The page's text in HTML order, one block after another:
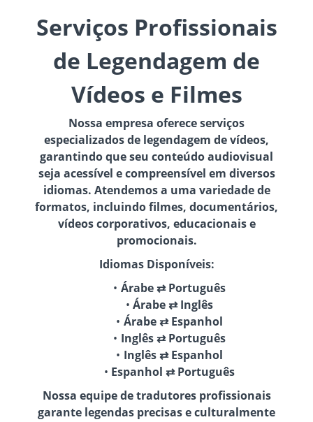
Serviços Profissionais
de Legendagem de
Vídeos e Filmes
Nossa empresa oferece serviços
especializados de legendagem de vídeos,
garantindo que seu conteúdo audiovisual
seja acessível e compreensível em diversos
idiomas. Atendemos a uma variedade de
formatos, incluindo filmes, documentários,
vídeos corporativos, educacionais e
promocionais.
Idiomas Disponíveis:
Árabe ⇄ Português
Árabe ⇄ Inglês
Árabe ⇄ Espanhol
Inglês ⇄ Português
Inglês ⇄ Espanhol
Espanhol ⇄ Português
Nossa equipe de tradutores profissionais
garante legendas precisas e culturalmente